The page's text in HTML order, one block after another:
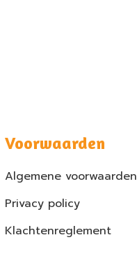
Voorwaarden
Algemene voorwaarden
Privacy policy
Klachtenreglement